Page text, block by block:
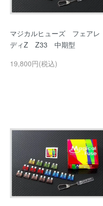
マジカルヒューズ フェアレ
ディZ Z33 中期型
19,800円(税込)